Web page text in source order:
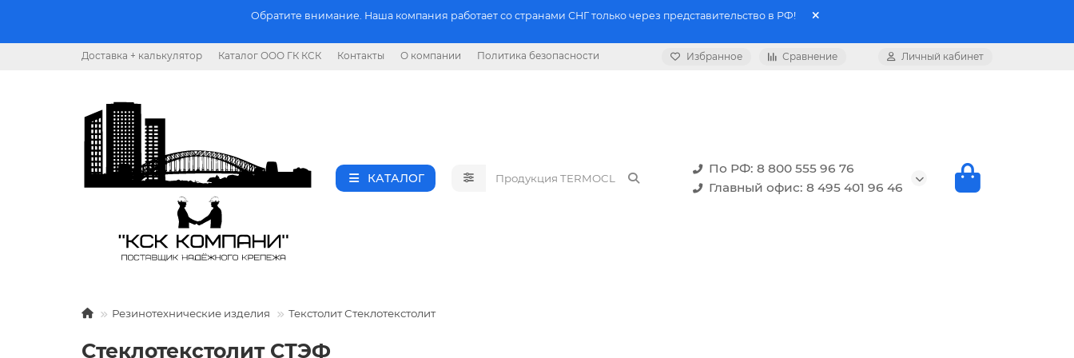
Обратите внимание. Наша компания работает со странами СНГ только через представительство в РФ!
Доставка + калькулятор Каталог ООО ГК КСК Контакты О компании Политика безопасности Избранное Сравнение Личный кабинет
КАТАЛОГ
По РФ: 8 800 555 96 76
Главный офис: 8 495 401 96 46
Резинотехнические изделия Текстолит Стеклотекстолит
Стеклотекстолит СТЭФ